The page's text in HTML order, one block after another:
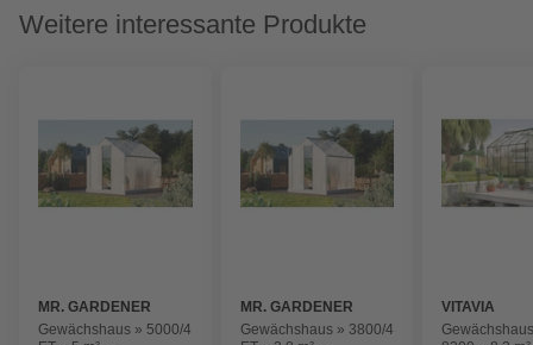
Weitere interessante Produkte
MR. GARDENER
Gewächshaus » 5000/4
MR. GARDENER
Gewächshaus » 3800/4
VITAVIA